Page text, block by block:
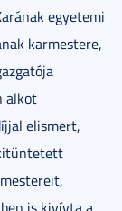
egyetemi
karmestere,
alkot
elismert,